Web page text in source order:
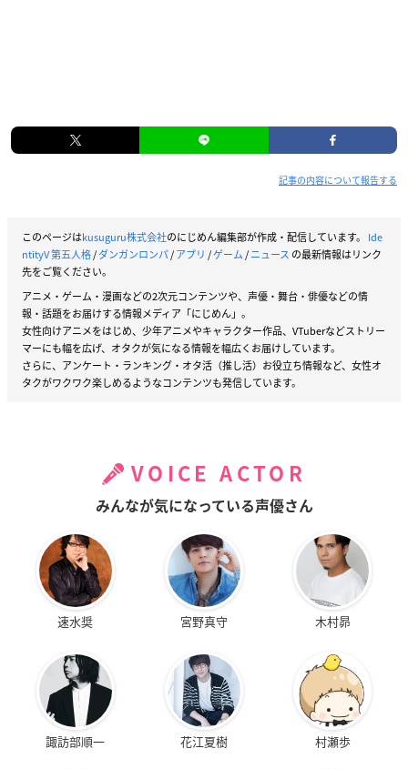
記事の内容について報告する
このページはkusuguru株式会社のにじめん編集部が作成・配信しています。 Ide
ntityV 第五人格/ダンガンロンパ/アプリ /ゲーム/ニュース の最新情報はリンク
先をご覧ください。
アニメ・ゲーム・漫画などの2次元コンテンツや、声優・舞台・俳優などの情
報・話題をお届けする情報メディア「にじめん」。
女性向けアニメをはじめ、少年アニメやキャラクター作品、VTuberなどストリー
マーにも幅を広げ、オタクが気になる情報を幅広くお届けしています。
さらに、アンケート・ランキング・オタ活（推し活）お役立ち情報など、女性オ
タクがワクワク楽しめるようなコンテンツも発信しています。
VOICE ACTOR
みんなが気になっている声優さん
速水奨 宮野真守 木村昴
諏訪部順一 花江夏樹 村瀬歩